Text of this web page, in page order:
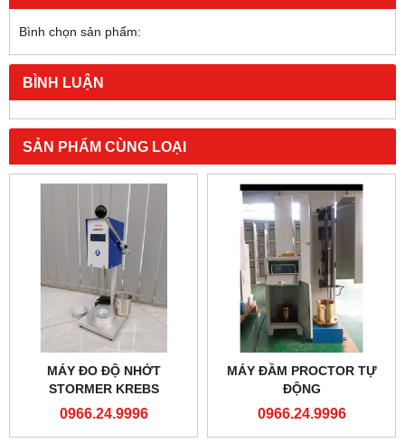
Bình chọn sản phẩm:
BÌNH LUẬN
SẢN PHẨM CÙNG LOẠI
MÁY ĐO ĐỘ NHỚT
STORMER KREBS
0966.24.9996
MÁY ĐẦM PROCTOR TỰ
ĐỘNG
0966.24.9996